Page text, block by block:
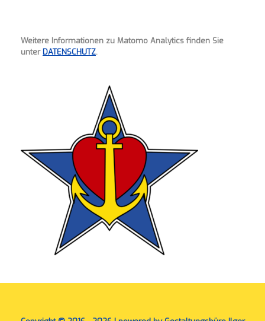
Weitere Informationen zu Matomo Analytics finden Sie
unter DATENSCHUTZ.